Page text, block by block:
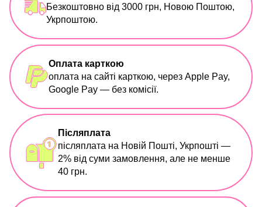
Безкоштовно від 3000 грн, Новою Поштою,
Укрпоштою.
Оплата карткою
оплата на сайті карткою, через Apple Pay,
Google Pay — без комісії.
Післяплата
післяплата на Новій Пошті, Укрпошті —
2% від суми замовлення, але не менше
40 грн.